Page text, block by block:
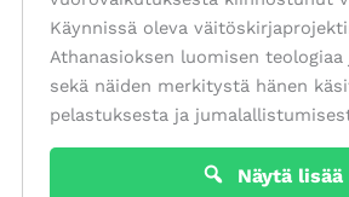
Käynnissä oleva
Athanasioksen luomisen
sekä näiden merkitystä hänen
pelastuksesta ja
Näytä lisää